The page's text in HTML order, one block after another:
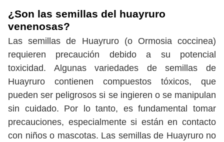
¿Son las semillas del huayruro
venenosas?
Las semillas de Huayruro (o Ormosia coccinea)
requieren precaución debido a su potencial
toxicidad. Algunas variedades de semillas de
Huayruro contienen compuestos tóxicos, que
pueden ser peligrosos si se ingieren o se manipulan
sin cuidado. Por lo tanto, es fundamental tomar
precauciones, especialmente si están en contacto
con niños o mascotas. Las semillas de Huayruro no